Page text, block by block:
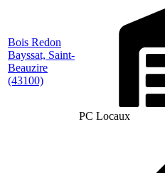
Bois Redon
Bayssat, Saint-
Beauzire
(43100)
PC Locaux